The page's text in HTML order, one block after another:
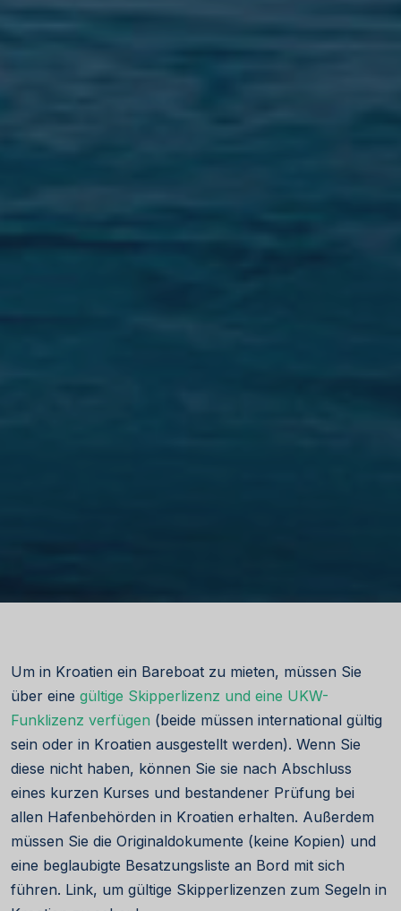
Um in Kroatien ein Bareboat zu mieten, müssen Sie
über eine gültige Skipperlizenz und eine UKW-
Funklizenz verfügen (beide müssen international gültig
sein oder in Kroatien ausgestellt werden). Wenn Sie
diese nicht haben, können Sie sie nach Abschluss
eines kurzen Kurses und bestandener Prüfung bei
allen Hafenbehörden in Kroatien erhalten. Außerdem
müssen Sie die Originaldokumente (keine Kopien) und
eine beglaubigte Besatzungsliste an Bord mit sich
führen. Link, um gültige Skipperlizenzen zum Segeln in